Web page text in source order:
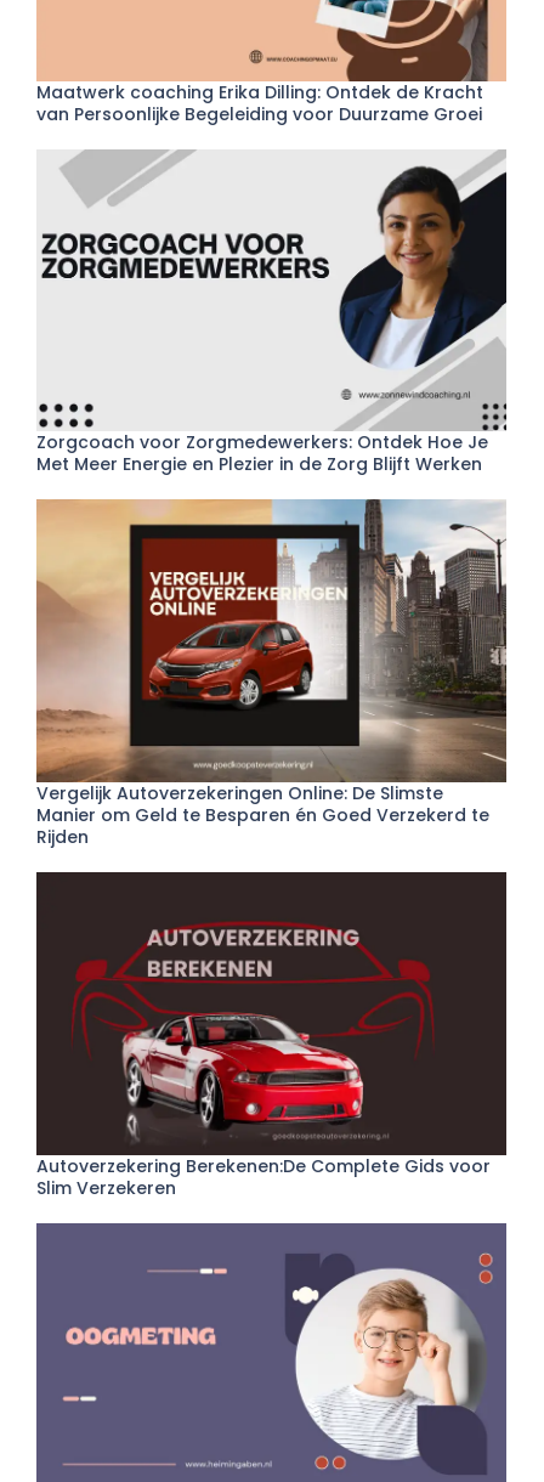
Maatwerk coaching Erika Dilling: Ontdek de Kracht
van Persoonlijke Begeleiding voor Duurzame Groei
Zorgcoach voor Zorgmedewerkers: Ontdek Hoe Je
Met Meer Energie en Plezier in de Zorg Blijft Werken
Vergelijk Autoverzekeringen Online: De Slimste
Manier om Geld te Besparen én Goed Verzekerd te
Rijden
Autoverzekering Berekenen:De Complete Gids voor
Slim Verzekeren